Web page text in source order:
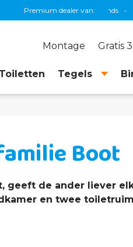
Premium dealer van: Grohe
Montage Gratis
Toiletten Tegels
Boot
geeft de ander liever
en twee